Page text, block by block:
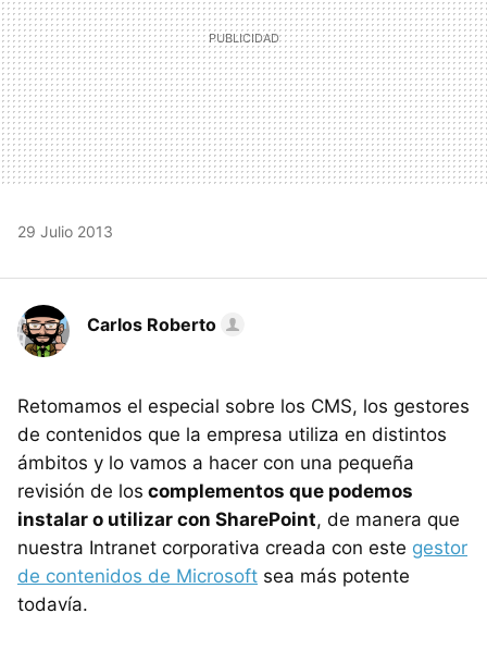
29 Julio 2013
Carlos Roberto
Retomamos el especial sobre los CMS, los gestores
de contenidos que la empresa utiliza en distintos
ámbitos y lo vamos a hacer con una pequeña
revisión de los complementos que podemos
instalar o utilizar con SharePoint, de manera que
nuestra Intranet corporativa creada con este gestor
de contenidos de Microsoft sea más potente
todavía.